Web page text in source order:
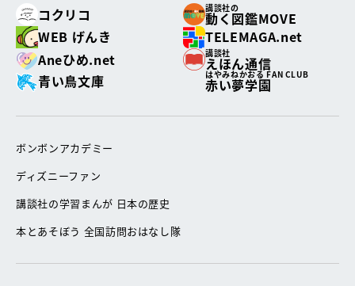
コクリコ
講談社の
動く図鑑MOVE
WEB げんき
TELEMAGA.net
Aneひめ.net
講談社
えほん通信
青い鳥文庫
はやみねかおる FAN CLUB
赤い夢学園
ボンボンアカデミー
ディズニーファン
講談社の学習まんが 日本の歴史
本とあそぼう 全国訪問おはなし隊